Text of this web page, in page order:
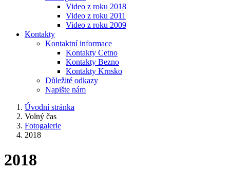
Video z roku 2018
Video z roku 2011
Video z roku 2009
Kontakty
Kontaktní informace
Kontakty Cetno
Kontakty Bezno
Kontakty Krnsko
Důležité odkazy
Napište nám
Úvodní stránka
Volný čas
Fotogalerie
2018
2018